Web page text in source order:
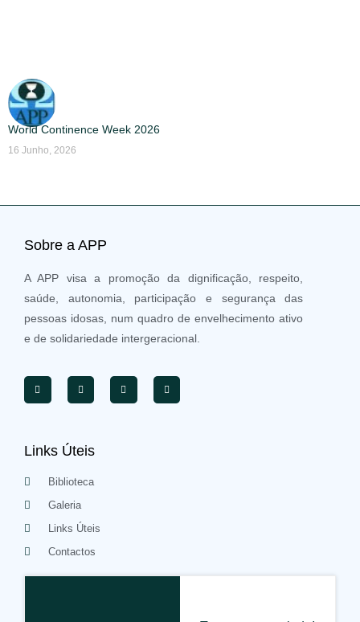
World Continence Week 2026
16 Junho, 2026
Sobre a APP
A APP visa a promoção da dignificação, respeito,
saúde, autonomia, participação e segurança das
pessoas idosas, num quadro de envelhecimento ativo
e de solidariedade intergeracional.
Links Úteis
Biblioteca
Galeria
Links Úteis
Contactos